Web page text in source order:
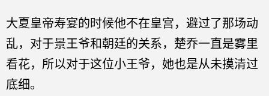
大夏皇帝寿宴的时候他不在皇宫，避过了那场动
乱，对于景王爷和朝廷的关系，楚乔一直是雾里
看花，所以对于这位小王爷，她也是从未摸清过
底细。